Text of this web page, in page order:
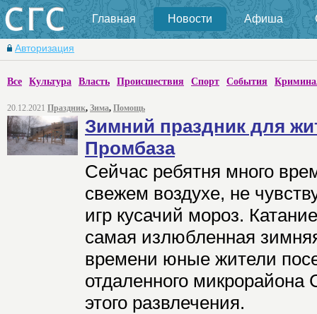
Главная Новости Афиша
Авторизация
Все Культура Власть Происшествия Спорт События
20.12.2021 Праздник, Зима, Помощь
Зимний праздник для
Промбаза
Сейчас ребятня много
свежем воздухе, не
игр кусачий мороз.
самая излюбленная
времени юные жители
отдаленного
этого развлечения.